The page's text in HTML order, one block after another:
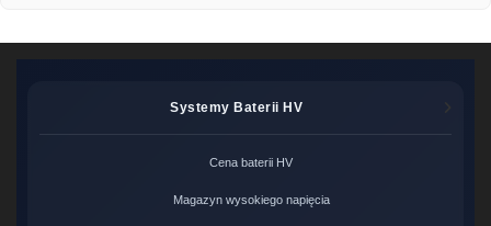
Systemy Baterii HV
Cena baterii HV
Magazyn wysokiego napięcia